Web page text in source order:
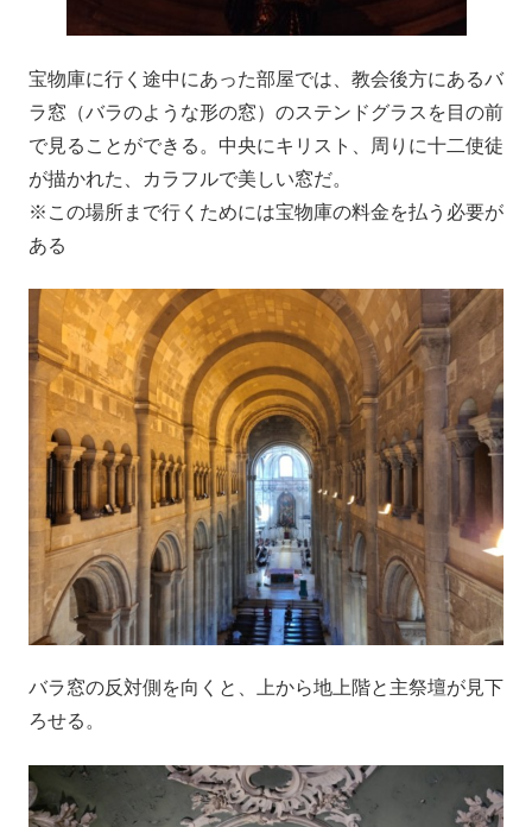
宝物庫に行く途中にあった部屋では、教会後方にあるバ
ラ窓（バラのような形の窓）のステンドグラスを目の前
で見ることができる。中央にキリスト、周りに十二使徒
が描かれた、カラフルで美しい窓だ。
※この場所まで行くためには宝物庫の料金を払う必要が
ある
バラ窓の反対側を向くと、上から地上階と主祭壇が見下
ろせる。